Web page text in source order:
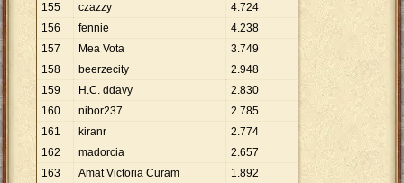
155
czazzy 4.724
156
fennie 4.238
157
Mea Vota 3.749
158
beerzecity 2.948
159
H.C. ddavy 2.830
160
nibor237 2.785
161
kiranr 2.774
162
madorcia 2.657
163
Amat Victoria Curam 1.892